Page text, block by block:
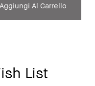
Aggiungi Al Carrello
List